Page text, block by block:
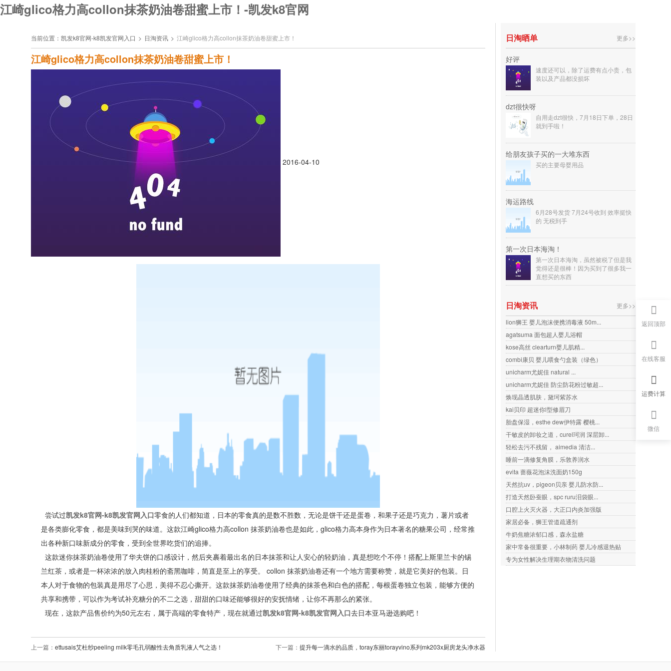
江崎glico格力高collon抹茶奶油卷甜蜜上市！-凯发k8官网
当前位置： 凯发k8官网-k8凯发官网入口 > 日淘资讯 > 江崎glico格力高collon抹茶奶油卷甜蜜上市！
江崎glico格力高collon抹茶奶油卷甜蜜上市！
2016-04-10
尝试过凯发k8官网-k8凯发官网入口零食的人们都知道，日本的零食真的是数不胜数，无论是饼干还是蛋卷，和果子还是巧克力，薯片或者
是各类膨化零食，都是美味到哭的味道。这款江崎glico格力高collon 抹茶奶油卷也是如此，glico格力高本身作为日本著名的糖果公司，经常推
出各种新口味新成分的零食，受到全世界吃货们的追捧。
这款迷你抹茶奶油卷使用了华夫饼的口感设计，然后夹裹着最出名的日本抹茶和让人安心的轻奶油，真是想吃个不停！搭配上斯里兰卡的锡
兰红茶，或者是一杯浓浓的放入肉桂粉的斋黑咖啡，简直是至上的享受。 collon 抹茶奶油卷还有一个地方需要称赞，就是它美好的包装。日
本人对于食物的包装真是用尽了心思，美得不忍心撕开。这款抹茶奶油卷使用了经典的抹茶色和白色的搭配，每根蛋卷独立包装，能够方便的
共享和携带，可以作为考试补充糖分的不二之选，甜甜的口味还能够很好的安抚情绪，让你不再那么的紧张。
现在，这款产品售价约为50元左右，属于高端的零食特产，现在就通过凯发k8官网-k8凯发官网入口去日本亚马逊选购吧！
上一篇： ettusais艾杜纱peeling milk零毛孔弱酸性去角质乳液人气之选！ 下一篇： 提升每一滴水的品质，toray东丽torayvino系列mk203x厨房龙头净水器
日淘晒单 更多>>
好评
速度还可以，除了运费有点小贵，包
装以及产品都没损坏
dzt很快呀
自用走dzt很快，7月18日下单，28日
就到手啦！
给朋友孩子买的一大堆东西
买的主要母婴用品
海运路线
6月28号发货 7月24号收到 效率挺快
的 无税到手
第一次日本海淘！
第一次日本海淘，虽然被税了但是我
觉得还是很棒！因为买到了很多我一
直想买的东西
日淘资讯
更多>>
lion狮王 婴儿泡沫便携消毒液 50m...
agatsuma 面包超人婴儿浴帽
kose高丝 clearturn婴儿肌精...
combi康贝 婴儿喂食勺盒装（绿色）
unicharm尤妮佳 natural ...
unicharm尤妮佳 防尘防花粉过敏超...
焕现晶透肌肤，黛珂紫苏水
kai贝印 超迷你l型修眉刀
胎盘保湿，esthe dew伊特露 樱桃...
干敏皮的卸妆之道，curel珂润 深层卸...
轻松去污不残留， aimedia 清洁...
睡前一滴修复角膜，乐敦养润水
evita 蔷薇花泡沫洗面奶150g
天然抗uv，pigeon贝亲 婴儿防水防...
打造天然卧蚕眼，spc ruru泪袋眼...
口腔上火灭火器，大正口内炎加强版
家居必备，狮王管道疏通剂
牛奶焦糖浓郁口感，森永盐糖
家中常备很重要，小林制药 婴儿冷感退热贴
专为女性解决生理期衣物清洗问题
返回顶部
在线客服
运费计算
微信